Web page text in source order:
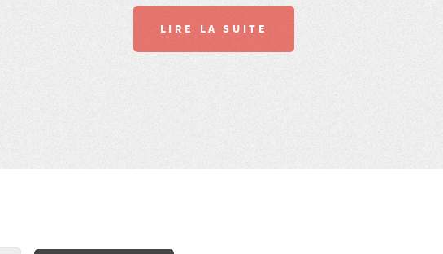
LIRE LA SUITE